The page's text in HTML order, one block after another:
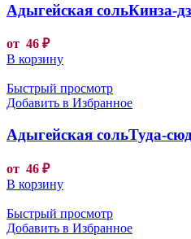
Адыгейская сольКинза-
от 46 ₽
В корзину
Быстрый просмотр
Добавить в Избранное
Адыгейская сольТуда-
от 46 ₽
В корзину
Быстрый просмотр
Добавить в Избранное